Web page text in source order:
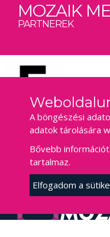
MOZAIK
PARTNEREK
A böngészési
adatok tárolására
Bővebb
tartalmaz.
Elfogadom a